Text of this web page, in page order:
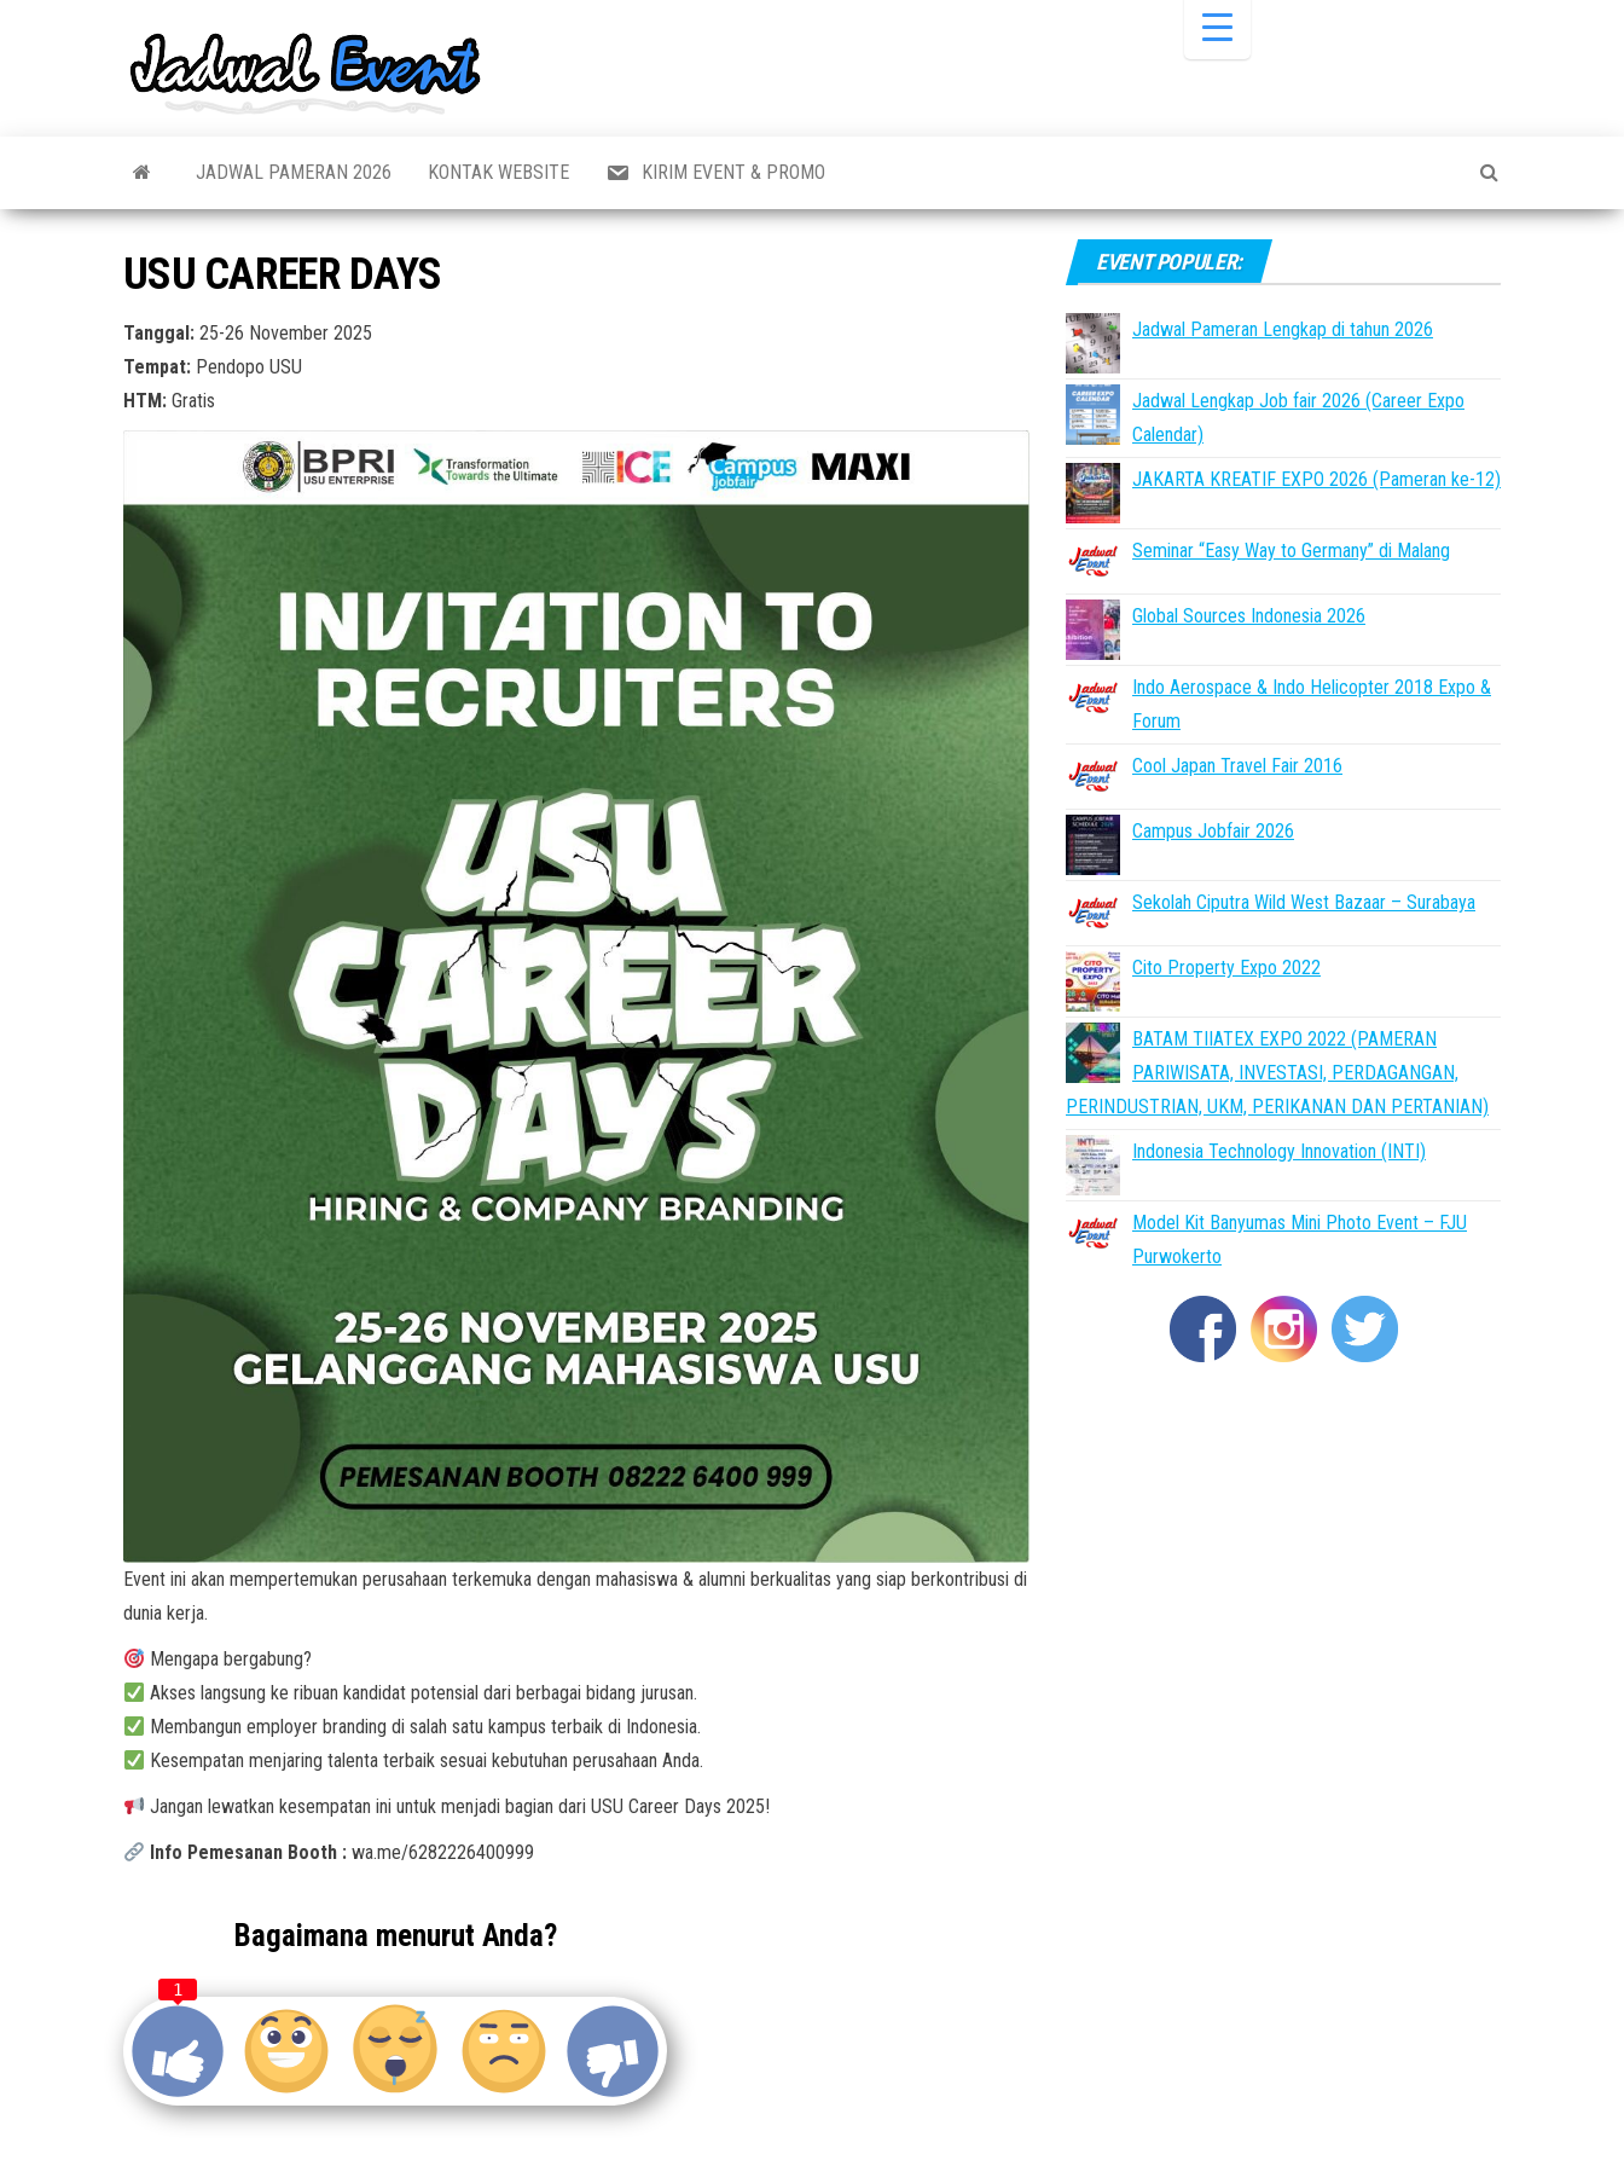
Pameran,
Acara &
Seminar,
Bazaar,
JADWAL PAMERAN 2026 KONTAK WEBSITE KIRIM EVENT & PROMO
USU CAREER DAYS
Tanggal: 25-26 November 2025
Tempat: Pendopo USU
HTM: Gratis
Event ini akan mempertemukan perusahaan terkemuka dengan mahasiswa & alumni berkualitas yang siap berkontribusi di
dunia kerja.
Mengapa bergabung?
Akses langsung ke ribuan kandidat potensial dari berbagai bidang jurusan.
Membangun employer branding di salah satu kampus terbaik di Indonesia.
Kesempatan menjaring talenta terbaik sesuai kebutuhan perusahaan Anda.
Jangan lewatkan kesempatan ini untuk menjadi bagian dari USU Career Days 2025!
Info Pemesanan Booth : wa.me/6282226400999
Bagaimana menurut Anda?
1
EVENT POPULER:
Jadwal Pameran Lengkap di tahun 2026
Jadwal Lengkap Job fair 2026 (Career Expo
Calendar)
JAKARTA KREATIF EXPO 2026 (Pameran ke-12)
Seminar “Easy Way to Germany” di Malang
Global Sources Indonesia 2026
Indo Aerospace & Indo Helicopter 2018 Expo &
Forum
Cool Japan Travel Fair 2016
Campus Jobfair 2026
Sekolah Ciputra Wild West Bazaar – Surabaya
Cito Property Expo 2022
BATAM TIIATEX EXPO 2022 (PAMERAN
PARIWISATA, INVESTASI, PERDAGANGAN,
PERINDUSTRIAN, UKM, PERIKANAN DAN PERTANIAN)
Indonesia Technology Innovation (INTI)
Model Kit Banyumas Mini Photo Event – FJU
Purwokerto